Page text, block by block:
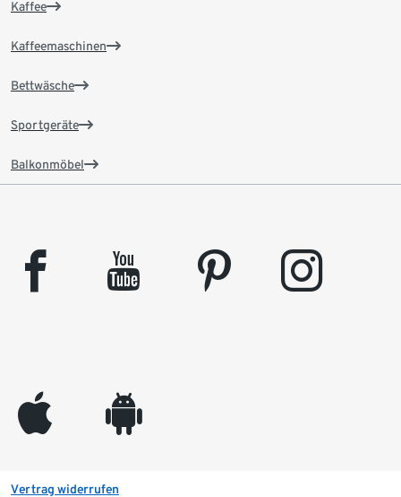
Kaffee
Kaffeemaschinen
Bettwäsche
Sportgeräte
Balkonmöbel
facebook youtube pinterest instagram
appleinc android
Vertrag widerrufen